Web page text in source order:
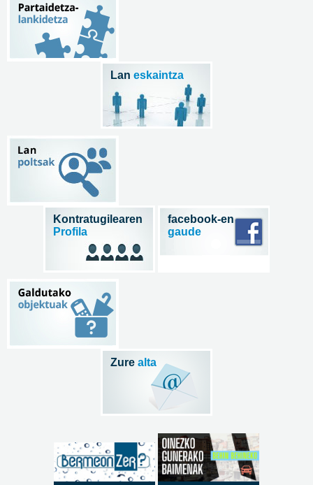
Lan eskaintza
Kontratugilearen
Profila
facebook-en
gaude
Zure alta